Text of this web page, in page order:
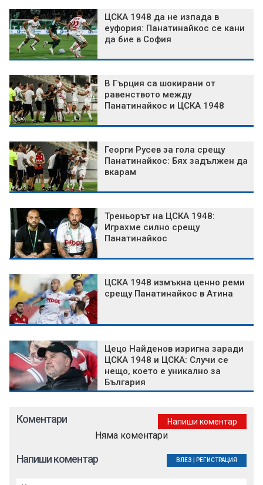
ЦСКА 1948 да не изпада в
еуфория: Панатинайкос се кани
да бие в София
В Гърция са шокирани от
равенството между
Панатинайкос и ЦСКА 1948
Георги Русев за гола срещу
Панатинайкос: Бях задължен да
вкарам
Треньорът на ЦСКА 1948:
Играхме силно срещу
Панатинайкос
ЦСКА 1948 измъкна ценно реми
срещу Панатинайкос в Атина
Цецо Найденов изригна заради
ЦСКА 1948 и ЦСКА: Случи се
нещо, което е уникално за
България
Коментари Напиши коментар
Няма коментари
Напиши коментар ВЛЕЗ РЕГИСТРАЦИЯ